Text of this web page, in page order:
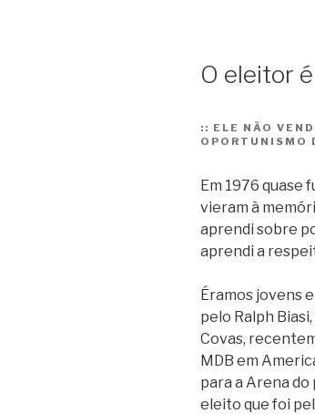
O eleitor
:: ELE NÃO
OPORTUNISMO
Em 1976 quase
vieram à
aprendi sobre
aprendi a
Éramos jovens
pelo Ralph
Covas,
MDB em
para a Arena
eleito que foi